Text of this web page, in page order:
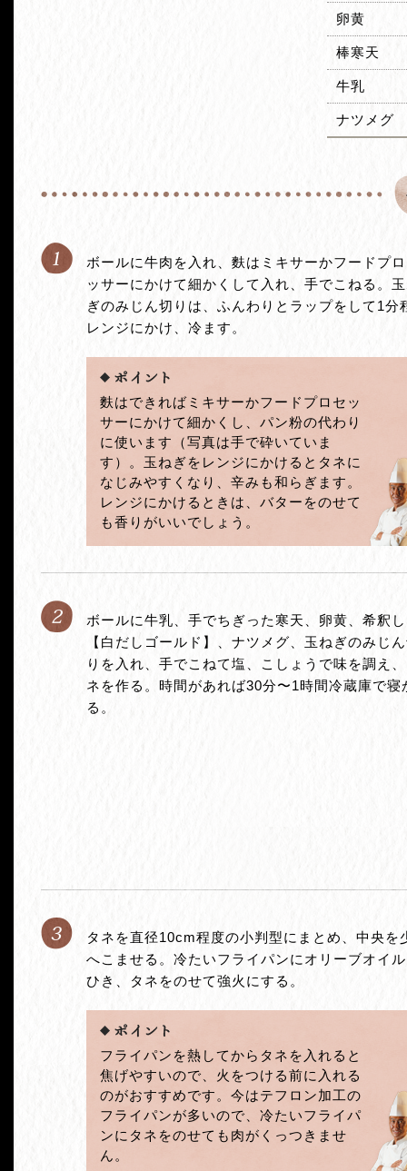
卵黄
棒寒天
牛乳
ナツメグ
ボールに牛肉を入れ、麩はミキサーかフードプ
ッサーにかけて細かくして入れ、手でこねる。
ぎのみじん切りは、ふんわりとラップをして1分
レンジにかけ、冷ます。
麩はできればミキサーかフードプロセッ
サーにかけて細かくし、パン粉の代わり
に使います（写真は手で砕いていま
す）。玉ねぎをレンジにかけるとタネに
なじみやすくなり、辛みも和らぎます。
レンジにかけるときは、バターをのせて
も香りがいいでしょう。
ボールに牛乳、手でちぎった寒天、卵黄、希釈
【白だしゴールド】、ナツメグ、玉ねぎのみじ
りを入れ、手でこねて塩、こしょうで味を調え
ネを作る。時間があれば30分〜1時間冷蔵庫で寝
る。
タネを直径10cm程度の小判型にまとめ、中央を
へこませる。冷たいフライパンにオリーブオイ
ひき、タネをのせて強火にする。
フライパンを熱してからタネを入れると
焦げやすいので、火をつける前に入れる
のがおすすめです。今はテフロン加工の
フライパンが多いので、冷たいフライパ
ンにタネをのせても肉がくっつきませ
ん。